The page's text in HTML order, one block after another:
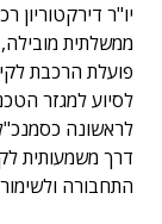
יו"ר דירקטוריון
פועלת הרכבת
לסיוע למגזר
לראשונה
דרך משמעותית
התחבורה